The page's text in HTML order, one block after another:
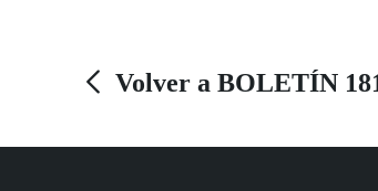
ilusión de un premio millonario de
Estrecho, y continúa con dos
Volver a BOLETÍN